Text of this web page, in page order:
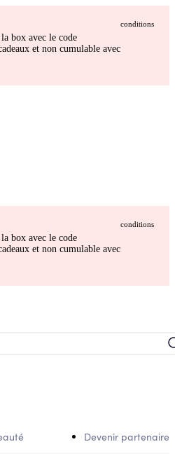
conditions
box avec le code
et non cumulable avec
conditions
box avec le code
et non cumulable avec
Devenir partenaire